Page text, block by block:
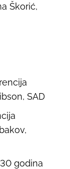
Škorić,
SAD
godina